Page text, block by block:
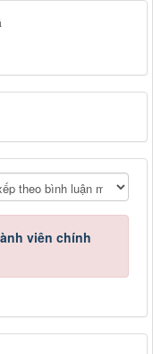
viên chính